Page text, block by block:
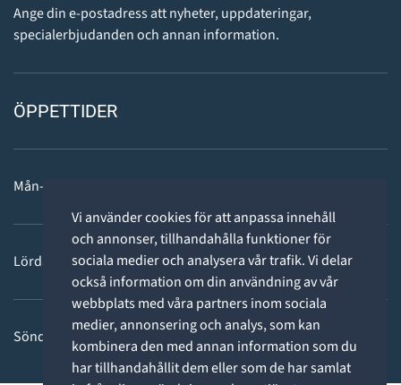
Vi använder cookies för att anpassa innehåll
och annonser, tillhandahålla funktioner för
sociala medier och analysera vår trafik. Vi delar
också information om din användning av vår
webbplats med våra partners inom sociala
medier, annonsering och analys, som kan
kombinera den med annan information som du
har tillhandahållit dem eller som de har samlat
Ange din e-postadress att nyheter, uppdateringar,
specialerbjudanden och annan information.
ÖPPETTIDER
Mån-fre: 11 - 18
Lördag: 11-15
Söndag: STÄNGT